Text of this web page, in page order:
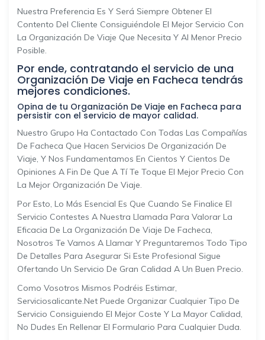
Nuestra Preferencia Es Y Será Siempre Obtener El
Contento Del Cliente Consiguiéndole El Mejor Servicio Con
La Organización De Viaje Que Necesita Y Al Menor Precio
Posible.
Por ende, contratando el servicio de una
Organización De Viaje en Facheca tendrás
mejores condiciones.
Opina de tu Organización De Viaje en Facheca para
persistir con el servicio de mayor calidad.
Nuestro Grupo Ha Contactado Con Todas Las Compañías
De Facheca Que Hacen Servicios De Organización De
Viaje, Y Nos Fundamentamos En Cientos Y Cientos De
Opiniones A Fin De Que A Tí Te Toque El Mejor Precio Con
La Mejor Organización De Viaje.
Por Esto, Lo Más Esencial Es Que Cuando Se Finalice El
Servicio Contestes A Nuestra Llamada Para Valorar La
Eficacia De La Organización De Viaje De Facheca,
Nosotros Te Vamos A Llamar Y Preguntaremos Todo Tipo
De Detalles Para Asegurar Si Este Profesional Sigue
Ofertando Un Servicio De Gran Calidad A Un Buen Precio.
Como Vosotros Mismos Podréis Estimar,
Serviciosalicante.net Puede Organizar Cualquier Tipo De
Servicio Consiguiendo El Mejor Coste Y La Mayor Calidad,
No Dudes En Rellenar El Formulario Para Cualquier Duda.